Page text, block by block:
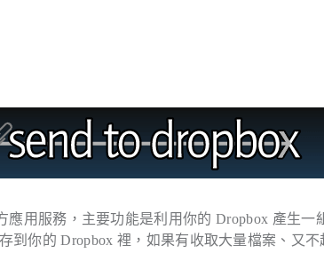
應用服務，主要功能是利用你的 Dropbox 產生一
到你的 Dropbox 裡，如果有收取大量檔案、又